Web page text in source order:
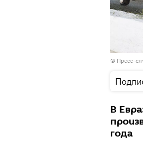
© Пресс-
В
года